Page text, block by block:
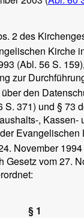
2 des
Kirche
(Abl. 56 S.
zur
den
S. 371) und § 73
, Kassen-
Evangelischen
November
Gesetz vom 27.
§ 1